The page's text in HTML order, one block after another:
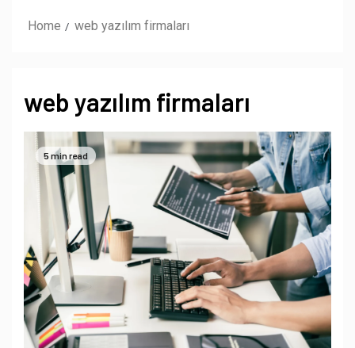
Home web yazılım firmaları
web yazılım firmaları
5 min read